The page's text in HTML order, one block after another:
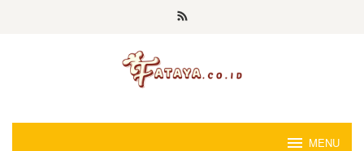
MENU